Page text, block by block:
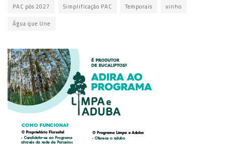
PAC pós 2027 Simplificação PAC Temporais vinho
Água que Une